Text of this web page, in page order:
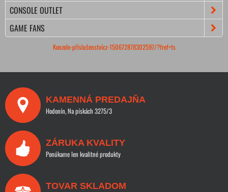
CONSOLE OUTLET
GAME FANS
Konzole-příslušenstvícz-150672878302597/?fref=ts
KAMENNÁ PREDAJŇA
Hodonín, Na pískách 3275/3
ZÁRUKA KVALITY
Ponúkame len kvalitné produkty
TOVAR SKLADOM